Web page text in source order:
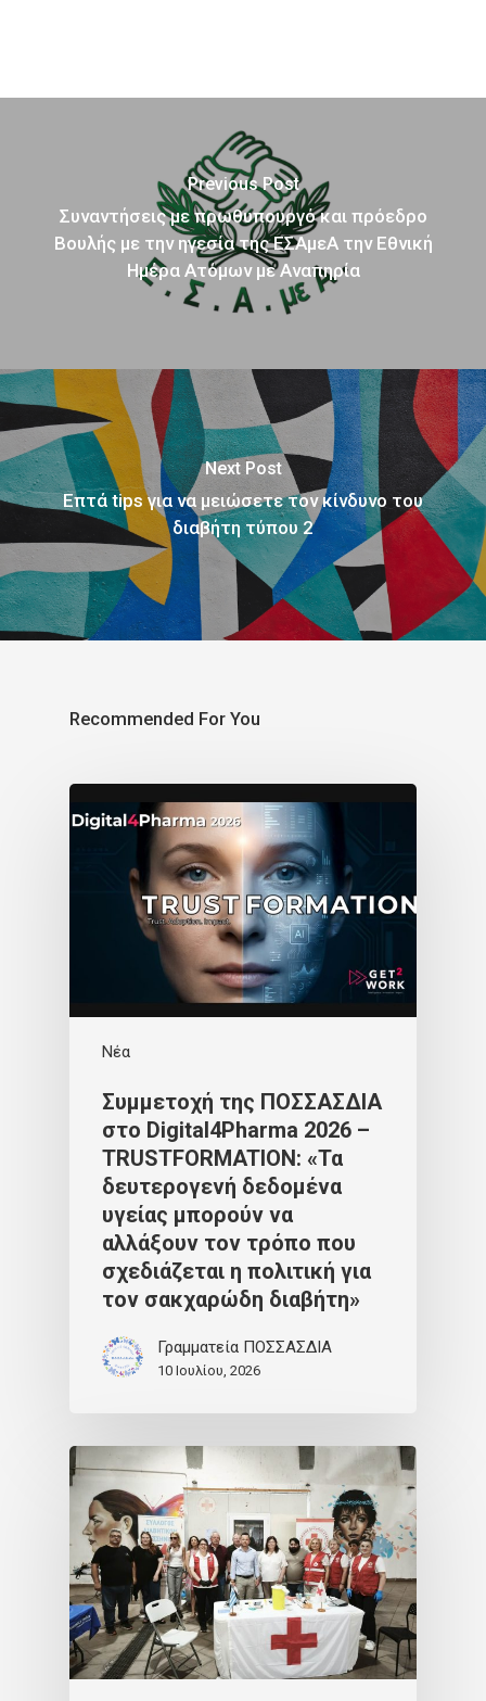
Previous Post
Συναντήσεις με πρωθυπουργό και πρόεδρο
Βουλής με την ηγεσία της ΕΣΑμεΑ την Εθνική
Ημέρα Ατόμων με Αναπηρία
Next Post
Επτά tips για να μειώσετε τον κίνδυνο του
διαβήτη τύπου 2
Recommended For You
Νέα
Συμμετοχή της ΠΟΣΣΑΣΔΙΑ
στο Digital4Pharma 2026 –
TRUSTFORMATION: «Τα
δευτερογενή δεδομένα
υγείας μπορούν να
αλλάξουν τον τρόπο που
σχεδιάζεται η πολιτική για
τον σακχαρώδη διαβήτη»
Γραμματεία ΠΟΣΣΑΣΔΙΑ
10 Ιουλίου, 2026